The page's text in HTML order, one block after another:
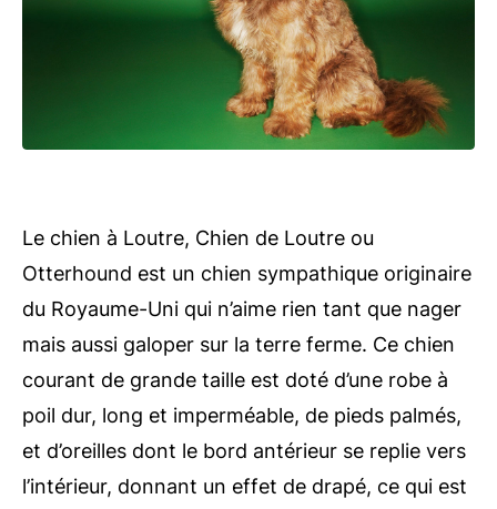
Le chien à Loutre, Chien de Loutre ou
Otterhound est un chien sympathique originaire
du Royaume-Uni qui n’aime rien tant que nager
mais aussi galoper sur la terre ferme. Ce chien
courant de grande taille est doté d’une robe à
poil dur, long et imperméable, de pieds palmés,
et d’oreilles dont le bord antérieur se replie vers
l’intérieur, donnant un effet de drapé, ce qui est